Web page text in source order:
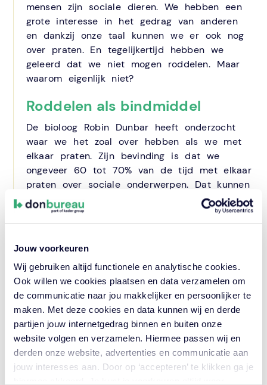
Jouw voorkeuren
Wij gebruiken altijd functionele en analytische cookies.
Ook willen we cookies plaatsen en data verzamelen om
de communicatie naar jou makkelijker en persoonlijker te
maken. Met deze cookies en data kunnen wij en derde
partijen jouw internetgedrag binnen en buiten onze
website volgen en verzamelen. Hiermee passen wij en
derden onze website, advertenties en communicatie aan
jouw interesses aan. Door op ‘accepteren’ te klikken ga je
mensen zijn sociale dieren. We hebben een
grote interesse in het gedrag van anderen
en dankzij onze taal kunnen we er ook nog
over praten. En tegelijkertijd hebben we
geleerd dat we niet mogen roddelen. Maar
waarom eigenlijk niet?
Roddelen als bindmiddel
De bioloog Robin Dunbar heeft onderzocht
waar we het zoal over hebben als we met
elkaar praten. Zijn bevinding is dat we
ongeveer 60 tot 70% van de tijd met elkaar
praten over sociale onderwerpen. Dat kunnen
persoonlijke ervaringen zijn, maar het kan ook
gaan over het gedrag van andere mensen.
Een deel daarvan valt onder de noemer
roddelen. In het Nederlands wordt roddelen
daarentegen kan zowel positief als negatief
zijn. Behalve bij pesten, zorgt roddelen ervoor
dat mensen in organisaties kunnen
functioneren. Het is vorm van discreet
aftasten (jazeker, want voor roddelen is
vertrouwen nodig), emotioneel ontladen, het
achterhalen en het bevestigen van
groepsnormen. Kortom een bindmiddel bij